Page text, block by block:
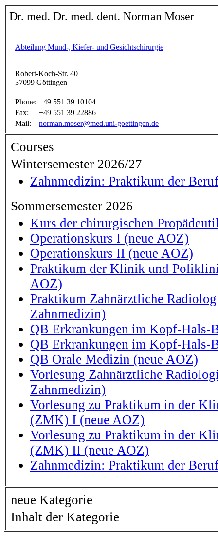
Dr. med. Dr. med. dent. Norman Moser
Abteilung Mund-, Kiefer- und Gesichtschirurgie
Robert-Koch-Str. 40
37099 Göttingen
Phone: +49 551 39 10104
Fax:
+49 551 39 22886
Mail:
norman.moser@med.uni-goettingen.de
Courses
Wintersemester 2026/27
Zahnmedizin: Praktikum der
Sommersemester 2026
Kurs der chirurgischen
Operationskurs I (neue AOZ)
Operationskurs II (neue AOZ)
Praktikum der Klinik und
AOZ)
Praktikum Zahnärztliche
Zahnmedizin)
QB Erkrankungen im Kopf-Hals-
QB Erkrankungen im Kopf-Hals-
QB Orale Medizin (neue AOZ)
Vorlesung Zahnärztliche
Zahnmedizin)
Vorlesung zu Praktikum in der
(ZMK) I (neue AOZ)
Vorlesung zu Praktikum in der
(ZMK) II (neue AOZ)
Zahnmedizin: Praktikum der
neue Kategorie
Inhalt der Kategorie